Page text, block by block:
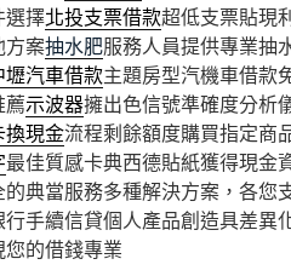
選擇北投支票借款超低支票貼現
方案抽水肥服務人員提供專業抽
壢汽車借款主題房型汽機車借款
薦示波器擁出色信號準確度分析
換現金流程剩餘額度購買指定商
最佳質感卡典西德貼紙獲得現金
的典當服務多種解決方案，各您
行手續信貸個人產品創造具差異
的借錢專業